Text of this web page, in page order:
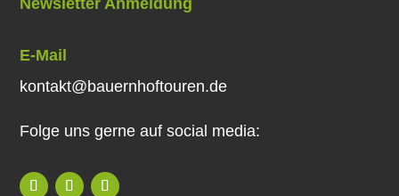
Newsletter Anmeldung
E-Mail
kontakt@bauernhoftouren.de
Folge uns gerne auf social media: